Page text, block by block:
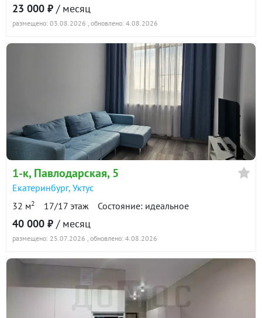
23 000 ₽ / месяц
размещено: 03.08.2026 , обновлено: 4.08.2026
1-к, Павлодарская, 5
Екатеринбург, Уктус
32 м2 17/17 этаж Состояние: идеальное
40 000 ₽ / месяц
размещено: 25.07.2026 , обновлено: 4.08.2026